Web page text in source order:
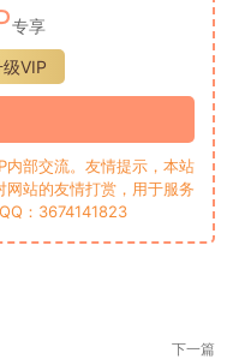
专享
级VIP
内部交流。友情提示，本站
站的友情打赏，用于服务
：3674141823
下一篇